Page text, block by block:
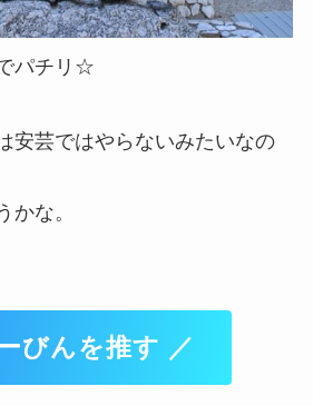
パチリ☆
安芸ではやらないみたいなの
かな。
びんを推す ／